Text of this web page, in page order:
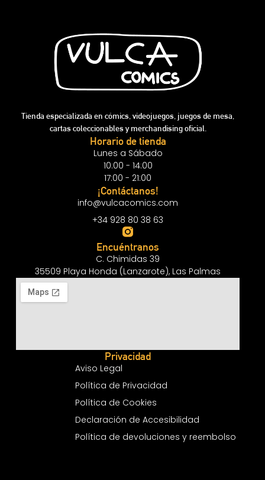
Tienda especializada en cómics, videojuegos, juegos de mesa,
cartas coleccionables y merchandising oficial.
Horario de tienda
Lunes a Sábado
10:00 - 14:00
17:00 - 21:00
¡Contáctanos!
info@vulcacomics.com
+34 928 80 38 63
Encuéntranos
C. Chimidas 39
35509 Playa Honda (Lanzarote), Las Palmas
Privacidad
Aviso Legal
Política de Privacidad
Política de Cookies
Declaración de Accesibilidad
Política de devoluciones y reembolso